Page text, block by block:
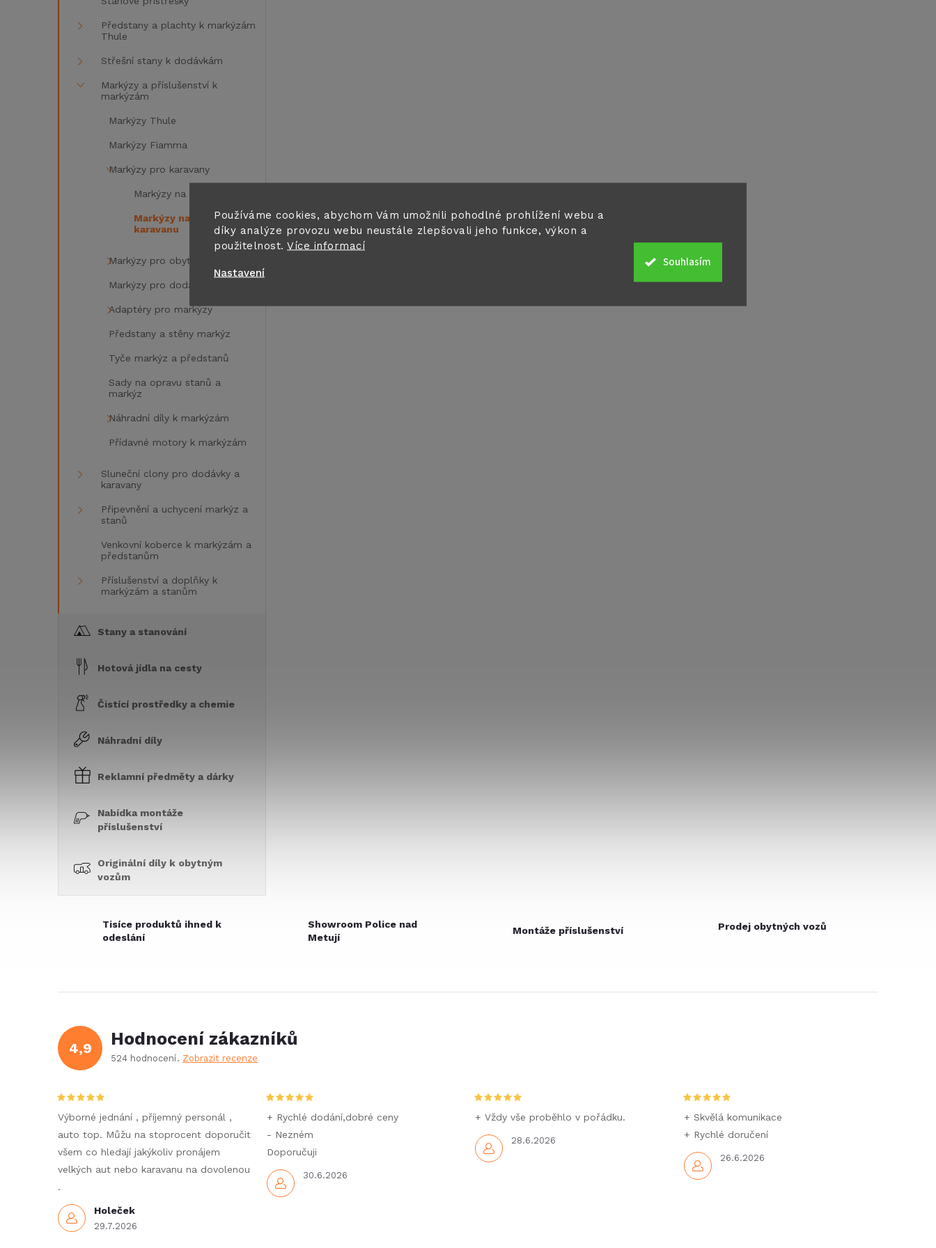
Používáme cookies, abychom Vám umožnili pohodlné prohlížení webu a
díky analýze provozu webu neustále zlepšovali jeho funkce, výkon a
použitelnost. Více informací
Nastavení
Souhlasím
Předstany a plachty k markýzám
Thule
Střešní stany k dodávkám
Markýzy a příslušenství k
markýzám
Markýzy Thule
Markýzy Fiamma
Markýzy pro karavany
Markýzy na bok karavanu
Markýzy na střechu
karavanu
Markýzy pro obytná auta
Markýzy pro dodávky
Adaptéry pro markýzy
Předstany a stěny markýz
Tyče markýz a předstanů
Sady na opravu stanů a
markýz
Náhradní díly k markýzám
Přídavné motory k markýzám
Sluneční clony pro dodávky a
karavany
Připevnění a uchycení markýz a
stanů
Venkovní koberce k markýzám a
předstanům
Příslušenství a doplňky k
markýzám a stanům
Stany a stanování
Hotová jídla na cesty
Čistící prostředky a chemie
Náhradní díly
Reklamní předměty a dárky
Nabídka montáže
příslušenství
Originální díly k obytným
vozům
i
u
Tisíce produktů ihned k
odeslání
Showroom Police nad
Metují
Montáže příslušenství Prodej obytných vozů
4,9 Hodnocení zákazníků
524 hodnocení Zobrazit recenze
Holeček
29.7.2026
Výborné jednání , příjemný personál ,
auto top. Můžu na stoprocent doporučit
všem co hledají jakýkoliv pronájem
velkých aut nebo karavanu na dovolenou
.
30.6.2026
+ Rychlé dodání,dobré ceny
- Nezném
Doporučuji
28.6.2026
+ Vždy vše proběhlo v pořádku.
26.6.2026
+ Skvělá komunikace
+ Rychlé doručení